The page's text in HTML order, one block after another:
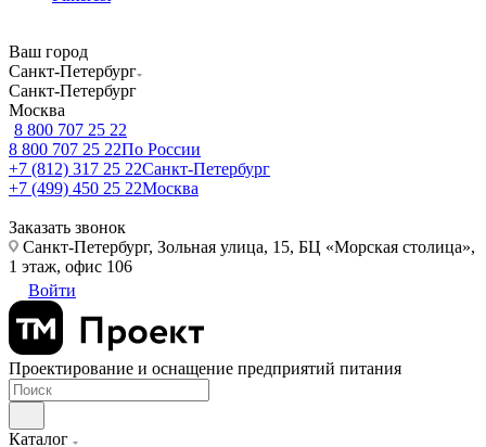
Ваш город
Санкт-Петербург
Санкт-Петербург
Москва
8 800 707 25 22
8 800 707 25 22По России
+7 (812) 317 25 22Санкт-Петербург
+7 (499) 450 25 22Москва
Заказать звонок
Санкт-Петербург, Зольная улица, 15, БЦ «Морская столица»,
1 этаж, офис 106
Войти
Проектирование и оснащение предприятий питания
Каталог